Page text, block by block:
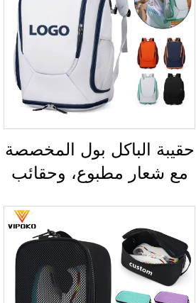
حقيبة الباكل بول المخصصة
مع شعار مطبوع، وحقائب
الطائر، وحقيبة ريشة الطائر
لمضرب الريشة، وحقيبة
البادل والتنس وريشة
الطائر لمضارب الريشة